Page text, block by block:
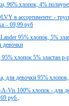
96% хлопок, 4%
в ассортименте: -
– 69,99 руб
95% хлопок, 5%
девочки
хлопок 5% эластан
для девочки 95%
A-Vis 100% хлопок - для
руб.,